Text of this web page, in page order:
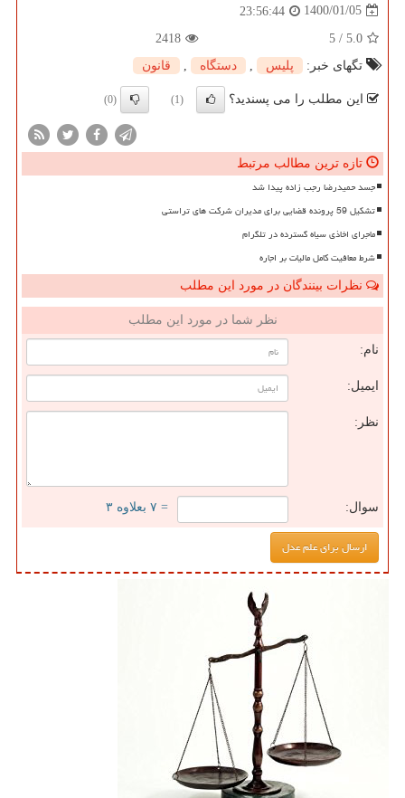
1400/01/05
23:56:44
5.0
/
5
2418
تگهای خبر:
پلیس دستگاه قانون
این مطلب را می پسندید؟ (1)
(0)
تازه ترین مطالب مرتبط
جسد حمیدرضا رجب زاده پیدا شد
تشکیل 59 پرونده قضایی برای مدیران شرکت های تراستی
ماجرای اخاذی سیاه گسترده در تلگرام
شرط معافیت کامل مالیات بر اجاره
نظرات بینندگان در مورد این مطلب
نظر شما در مورد این مطلب
نام:
ایمیل:
نظر:
سوال: = ۷ بعلاوه ۳